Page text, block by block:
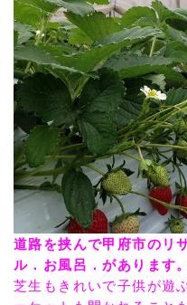
道路を挟んで甲府市のリ
ル．お風呂．があります。
芝生もきれいで子供が遊